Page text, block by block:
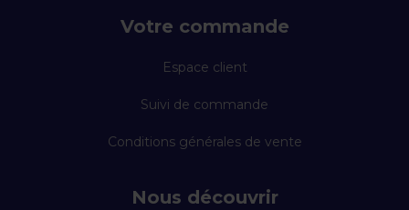
Votre commande
Espace client
Suivi de commande
Conditions générales de vente
Nous découvrir